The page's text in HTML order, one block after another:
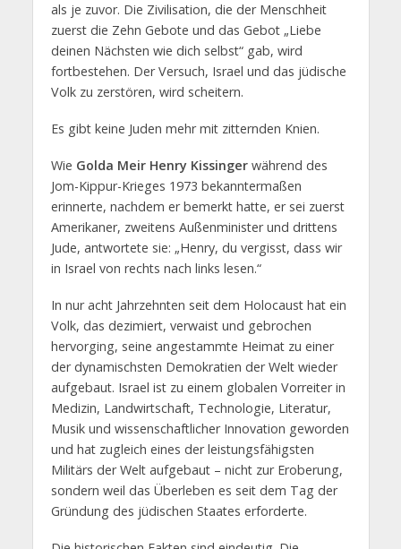
als je zuvor. Die Zivilisation, die der Menschheit
zuerst die Zehn Gebote und das Gebot „Liebe
deinen Nächsten wie dich selbst“ gab, wird
fortbestehen. Der Versuch, Israel und das jüdische
Volk zu zerstören, wird scheitern.
Es gibt keine Juden mehr mit zitternden Knien.
Wie Golda Meir Henry Kissingerwährend des
Jom-Kippur-Krieges 1973 bekanntermaßen
erinnerte, nachdem er bemerkt hatte, er sei zuerst
Amerikaner, zweitens Außenminister und drittens
Jude, antwortete sie: „Henry, du vergisst, dass wir
in Israel von rechts nach links lesen.“
In nur acht Jahrzehnten seit dem Holocaust hat ein
Volk, das dezimiert, verwaist und gebrochen
hervorging, seine angestammte Heimat zu einer
der dynamischsten Demokratien der Welt wieder
aufgebaut. Israel ist zu einem globalen Vorreiter in
Medizin, Landwirtschaft, Technologie, Literatur,
Musik und wissenschaftlicher Innovation geworden
und hat zugleich eines der leistungsfähigsten
Militärs der Welt aufgebaut – nicht zur Eroberung,
sondern weil das Überleben es seit dem Tag der
Gründung des jüdischen Staates erforderte.